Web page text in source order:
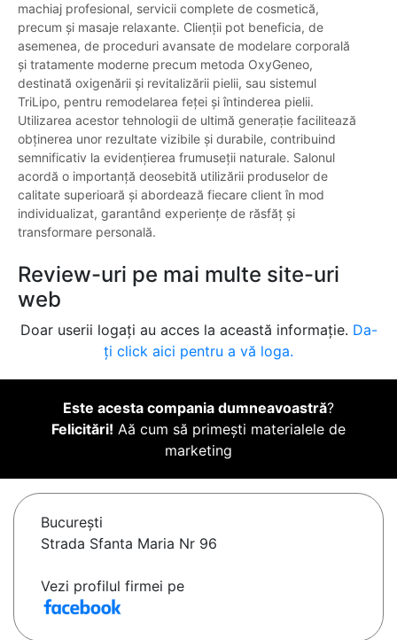
machiaj profesional, servicii complete de cosmetică,
precum și masaje relaxante. Clienții pot beneficia, de
asemenea, de proceduri avansate de modelare corporală
și tratamente moderne precum metoda OxyGeneo,
destinată oxigenării și revitalizării pielii, sau sistemul
TriLipo, pentru remodelarea feței și întinderea pielii.
Utilizarea acestor tehnologii de ultimă generație facilitează
obținerea unor rezultate vizibile și durabile, contribuind
semnificativ la evidențierea frumuseții naturale. Salonul
acordă o importanță deosebită utilizării produselor de
calitate superioară și abordează fiecare client în mod
individualizat, garantând experiențe de răsfăț și
transformare personală.
Review-uri pe mai multe site-uri
web
Doar userii logați au acces la această informație. Da-
ți click aici pentru a vă loga.
Este acesta compania dumneavoastră?
Felicitări! Aă cum să primești materialele de
marketing
Bucureşti
Strada Sfanta Maria Nr 96
Vezi profilul firmei pe